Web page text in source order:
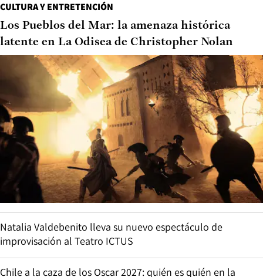
CULTURA Y ENTRETENCIÓN
Los Pueblos del Mar: la amenaza histórica
latente en La Odisea de Christopher Nolan
Natalia Valdebenito lleva su nuevo espectáculo de
improvisación al Teatro ICTUS
Chile a la caza de los Oscar 2027: quién es quién en la